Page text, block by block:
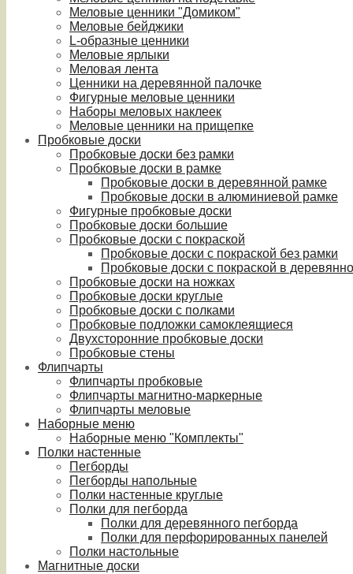
Меловые ценники "Домиком"
Меловые бейджики
L-образные ценники
Меловые ярлыки
Меловая лента
Ценники на деревянной палочке
Фигурные меловые ценники
Наборы меловых наклеек
Меловые ценники на прищепке
Пробковые доски
Пробковые доски без рамки
Пробковые доски в рамке
Пробковые доски в деревянной рамке
Пробковые доски в алюминиевой рамке
Фигурные пробковые доски
Пробковые доски большие
Пробковые доски с покраской
Пробковые доски с покраской без рамки
Пробковые доски с покраской в
Пробковые доски на ножках
Пробковые доски круглые
Пробковые доски с полками
Пробковые подложки самоклеящиеся
Двухсторонние пробковые доски
Пробковые стены
Флипчарты
Флипчарты пробковые
Флипчарты магнитно-маркерные
Флипчарты меловые
Наборные меню
Наборные меню "Комплекты"
Полки настенные
Пегборды
Пегборды напольные
Полки настенные круглые
Полки для пегборда
Полки для деревянного пегборда
Полки для перфорированных панелей
Полки настольные
Магнитные доски